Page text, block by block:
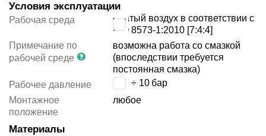
Условия эксплуатации
Рабочая среда
сжатый воздух в соответствии с
ISO 8573-1:2010 [7:4:4]
Примечание по
рабочей среде
возможна работа со смазкой
(впоследствии требуется
постоянная смазка)
Рабочее давление
-0.9 ÷ 10 бар
Монтажное
положение
любое
Материалы